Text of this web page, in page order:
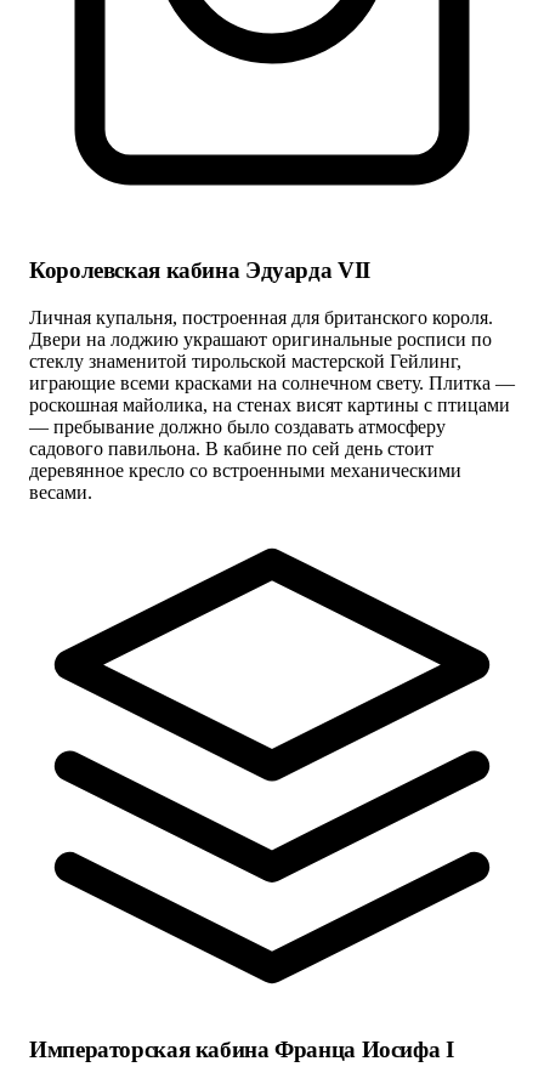
Королевская кабина Эдуарда VII
Личная купальня, построенная для британского короля.
Двери на лоджию украшают оригинальные росписи по
стеклу знаменитой тирольской мастерской Гейлинг,
играющие всеми красками на солнечном свету. Плитка —
роскошная майолика, на стенах висят картины с птицами
— пребывание должно было создавать атмосферу
садового павильона. В кабине по сей день стоит
деревянное кресло со встроенными механическими
весами.
Императорская кабина Франца Иосифа I